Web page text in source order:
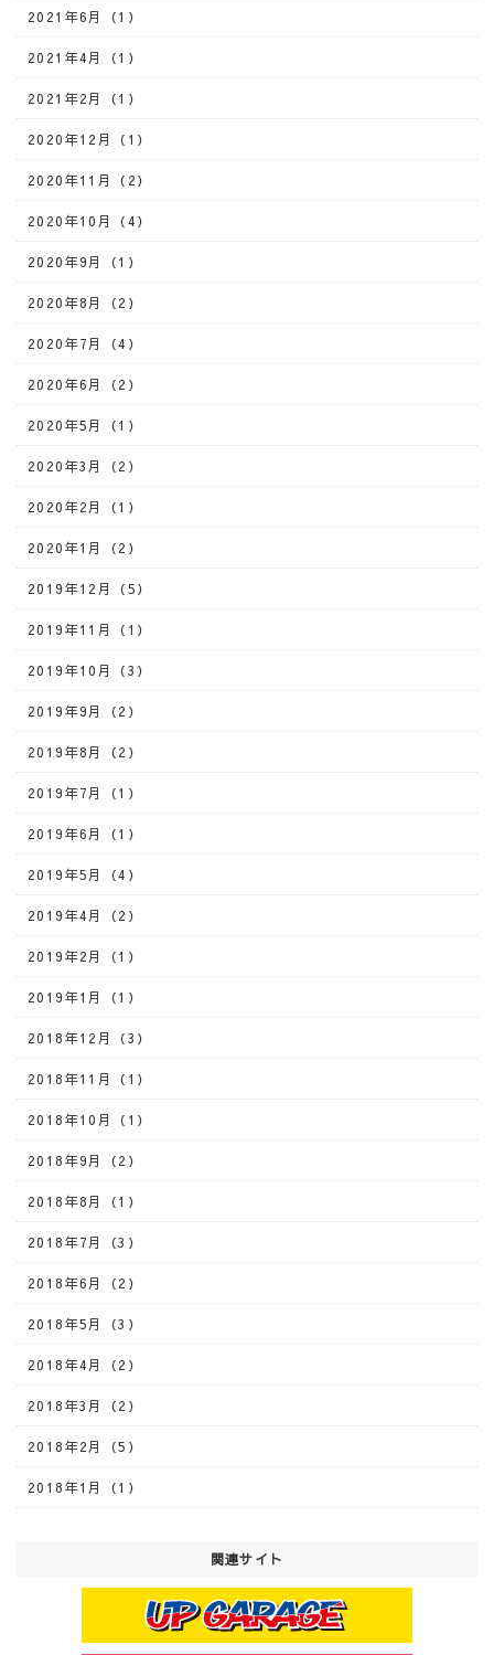
2021年6月（1）
2021年4月（1）
2021年2月（1）
2020年12月（1）
2020年11月（2）
2020年10月（4）
2020年9月（1）
2020年8月（2）
2020年7月（4）
2020年6月（2）
2020年5月（1）
2020年3月（2）
2020年2月（1）
2020年1月（2）
2019年12月（5）
2019年11月（1）
2019年10月（3）
2019年9月（2）
2019年8月（2）
2019年7月（1）
2019年6月（1）
2019年5月（4）
2019年4月（2）
2019年2月（1）
2019年1月（1）
2018年12月（3）
2018年11月（1）
2018年10月（1）
2018年9月（2）
2018年8月（1）
2018年7月（3）
2018年6月（2）
2018年5月（3）
2018年4月（2）
2018年3月（2）
2018年2月（5）
2018年1月（1）
関連サイト